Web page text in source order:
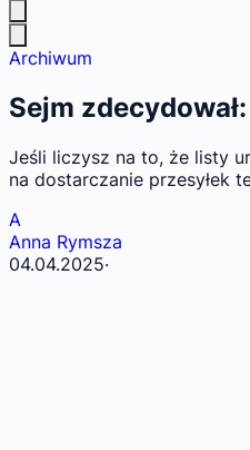
Archiwum
Sejm
Jeśli liczysz na to, że listy
na dostarczanie przesyłek
A
Anna Rymsza
04.04.2025·